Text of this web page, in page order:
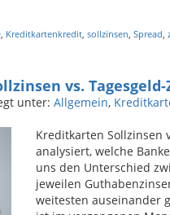
Kreditkartenkredit sollzinsen Spread
vs. Tagesgeld-
unter: Allgemein,
Kreditkarten Sollzinsen
analysiert, welche
uns den Unterschied
jeweilen
weitesten auseinander